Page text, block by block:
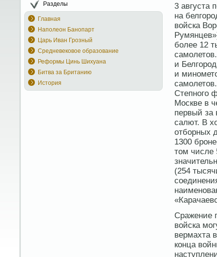
Разделы
Главная
Наполеон Банопарт
Царь Иван Грозный
Средневековое образование
Реформы Цинь Шихуана
Битва за Британию
История
3 августа
на
войска
более 12
и
и
Степного
Москве в
первый за
салют. В
отборных
1300
том числе
(254
Сражение
войска
вермахта
конца